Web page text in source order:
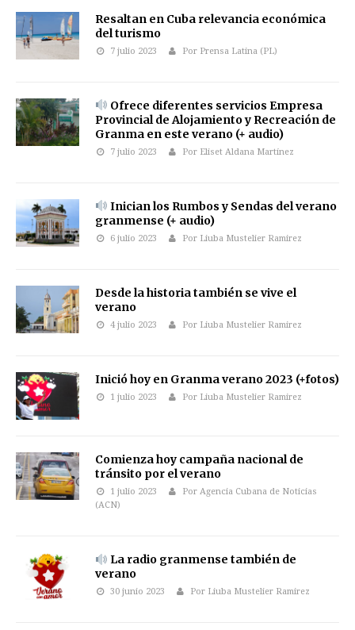
Resaltan en Cuba relevancia económica
del turismo
7 julio 2023 Por Prensa Latina (PL)
Ofrece diferentes servicios Empresa
Provincial de Alojamiento y Recreación de
Granma en este verano (+ audio)
7 julio 2023 Por Eliset Aldana Martínez
Inician los Rumbos y Sendas del verano
granmense (+ audio)
6 julio 2023 Por Liuba Mustelier Ramirez
Desde la historia también se vive el
verano
4 julio 2023 Por Liuba Mustelier Ramirez
Inició hoy en Granma verano 2023 (+fotos)
1 julio 2023 Por Liuba Mustelier Ramirez
Comienza hoy campaña nacional de
tránsito por el verano
1 julio 2023
Por Agencia Cubana de Noticias
(ACN)
La radio granmense también de
verano
30 junio 2023 Por Liuba Mustelier Ramirez